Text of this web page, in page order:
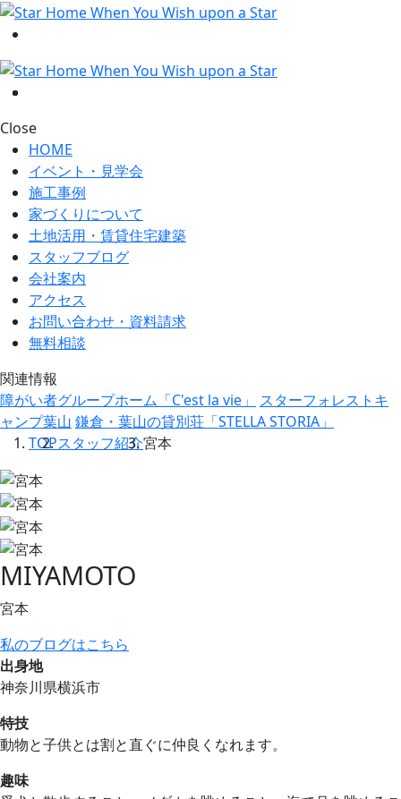
Close
HOME
イベント・見学会
施工事例
家づくりについて
土地活用・賃貸住宅建築
スタッフブログ
会社案内
アクセス
お問い合わせ・資料請求
無料相談
関連情報
障がい者グループホーム「C'est la vie」
スターフォレストキ
ャンプ葉山 鎌倉・葉山の貸別荘「STELLA STORIA」
TOPスタッフ紹介宮本
MIYAMOTO
宮本
私のブログはこちら
出身地
神奈川県横浜市
特技
動物と子供とは割と直ぐに仲良くなれます。
趣味